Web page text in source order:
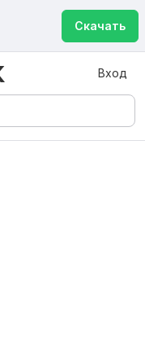
Скачать
Вход